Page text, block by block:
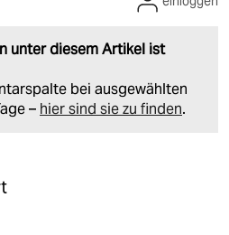
unter diesem Artikel ist
bei ausgewählten
– hier sind sie zu finden.